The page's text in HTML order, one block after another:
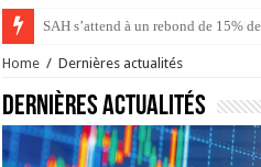
Le déficit courant se réduit à 163
Home / Dernières actualités
Dernières actualités